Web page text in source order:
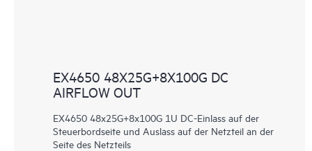
EX4650 48X25G+8X100G DC
AIRFLOW OUT
EX4650 48x25G+8x100G 1U DC-Einlass auf der
Steuerbordseite und Auslass auf der Netzteil an der
Seite des Netzteils